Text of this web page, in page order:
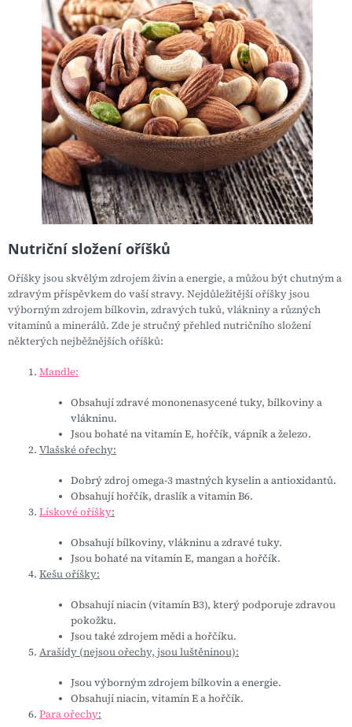
Nutriční složení oříšků
Oříšky jsou skvělým zdrojem živin a energie, a můžou být chutným a
zdravým příspěvkem do vaší stravy. Nejdůležitější oříšky jsou
výborným zdrojem bílkovin, zdravých tuků, vlákniny a různých
vitamínů a minerálů. Zde je stručný přehled nutričního složení
některých nejběžnějších oříšků:
Mandle:
Obsahují zdravé mononenasycené tuky, bílkoviny a
vlákninu.
Jsou bohaté na vitamín E, hořčík, vápník a železo.
Vlašské ořechy:
Dobrý zdroj omega-3 mastných kyselin a antioxidantů.
Obsahují hořčík, draslík a vitamín B6.
Lískové oříšky:
Obsahují bílkoviny, vlákninu a zdravé tuky.
Jsou bohaté na vitamín E, mangan a hořčík.
Kešu oříšky:
Obsahují niacin (vitamín B3), který podporuje zdravou
pokožku.
Jsou také zdrojem mědi a hořčíku.
Arašídy (nejsou ořechy, jsou luštěninou):
Jsou výborným zdrojem bílkovin a energie.
Obsahují niacin, vitamín E a hořčík.
Para ořechy: